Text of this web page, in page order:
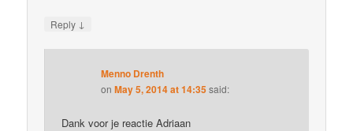
Reply ↓
Menno Drenth
onMay 5, 2014 at 14:35 said:
Dank voor je reactie Adriaan